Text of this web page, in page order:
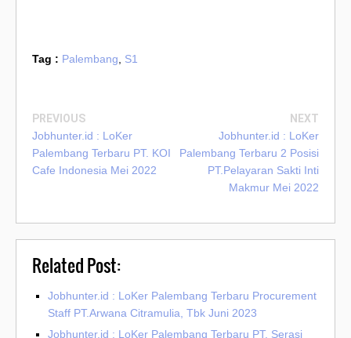
Tag : Palembang S1
PREVIOUS
Jobhunter.id : LoKer
Palembang Terbaru PT. KOI
Cafe Indonesia Mei 2022
NEXT
Jobhunter.id : LoKer
Palembang Terbaru 2 Posisi
PT.Pelayaran Sakti Inti
Makmur Mei 2022
Related Post:
Jobhunter.id : LoKer Palembang Terbaru Procurement
Staff PT.Arwana Citramulia, Tbk Juni 2023
Jobhunter.id : LoKer Palembang Terbaru PT. Serasi